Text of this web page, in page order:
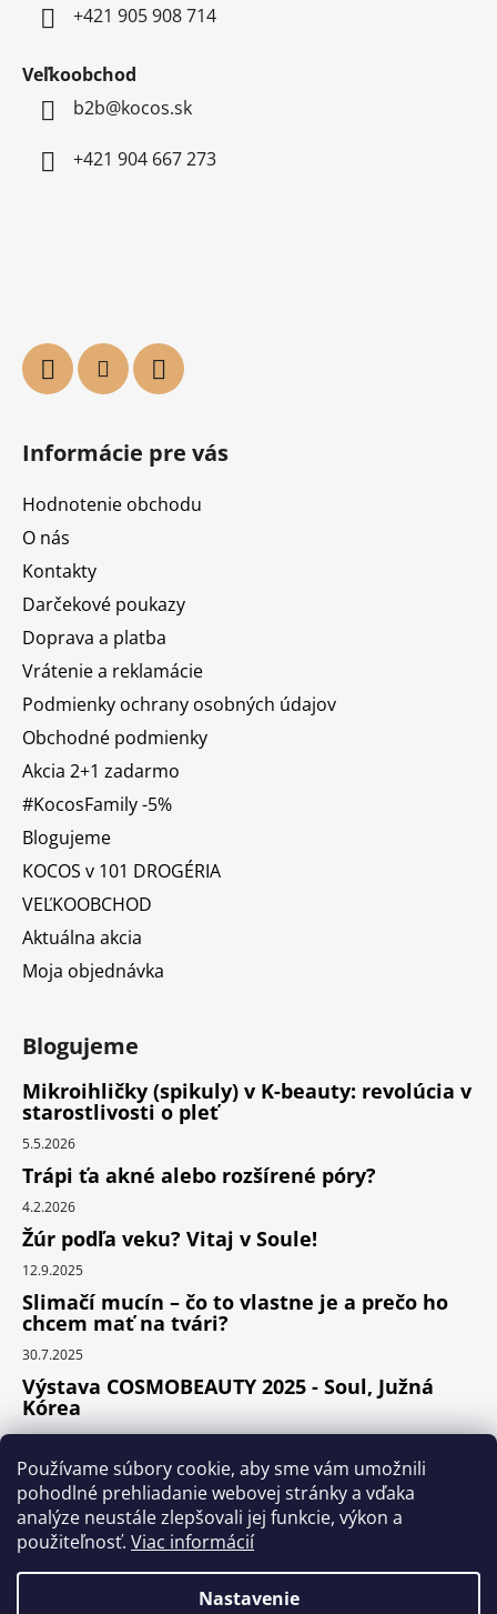
Používame súbory cookie, aby sme vám umožnili
pohodlné prehliadanie webovej stránky a vďaka
analýze neustále zlepšovali jej funkcie, výkon a
použiteľnosť. Viac informácií
Nastavenie
+421 905 908 714
Veľkoobchod
b2b@kocos.sk
+421 904 667 273
Informácie pre vás
Hodnotenie obchodu
O nás
Kontakty
Darčekové poukazy
Doprava a platba
Vrátenie a reklamácie
Podmienky ochrany osobných údajov
Obchodné podmienky
Akcia 2+1 zadarmo
#KocosFamily -5%
Blogujeme
KOCOS v 101 DROGÉRIA
VEĽKOOBCHOD
Aktuálna akcia
Moja objednávka
Blogujeme
Mikroihličky (spikuly) v K-beauty: revolúcia v
starostlivosti o pleť
5.5.2026
Trápi ťa akné alebo rozšírené póry?
4.2.2026
Žúr podľa veku? Vitaj v Soule!
12.9.2025
Slimačí mucín – čo to vlastne je a prečo ho
chcem mať na tvári?
30.7.2025
Výstava COSMOBEAUTY 2025 - Soul, Južná
Kórea
11.6.2025
Instagram